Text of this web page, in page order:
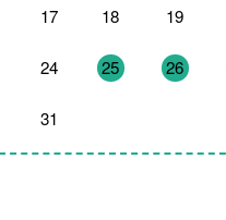
17 18 19
24 25 26
31